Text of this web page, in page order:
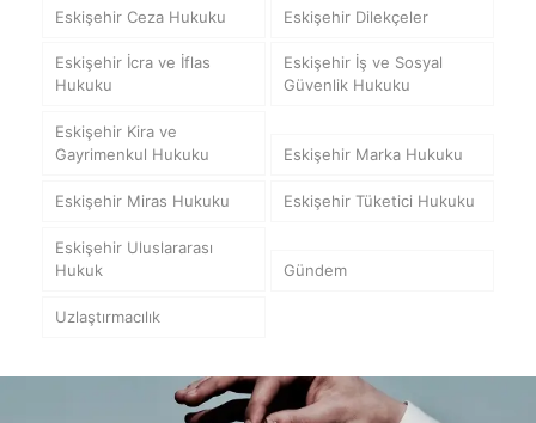
Eskişehir Ceza Hukuku Eskişehir Dilekçeler
Eskişehir İcra ve İflas
Hukuku
Eskişehir İş ve Sosyal
Güvenlik Hukuku
Eskişehir Kira ve
Gayrimenkul Hukuku
Eskişehir Marka Hukuku
Eskişehir Miras Hukuku Eskişehir Tüketici Hukuku
Eskişehir Uluslararası
Hukuk
Gündem
Uzlaştırmacılık